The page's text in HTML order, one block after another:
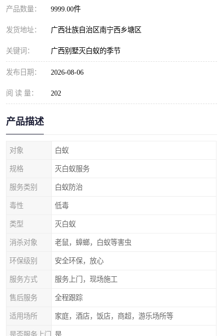
产品数量： 9999.00件
发货地址： 广西壮族自治区南宁西乡塘区
关键词： 广西别墅灭白蚁的季节
发布日期： 2026-08-06
阅 读 量： 202
产品描述
对象 白蚁
规格 灭白蚁服务
服务类别 白蚁防治
毒性 低毒
类型 灭白蚁
消杀对象 老鼠，蟑螂，白蚁等害虫
环保级别 安全环保，放心
服务方式 服务上门，现场施工
售后服务 全程跟踪
适用场所 家庭，酒店，饭店，商超，游乐场所等